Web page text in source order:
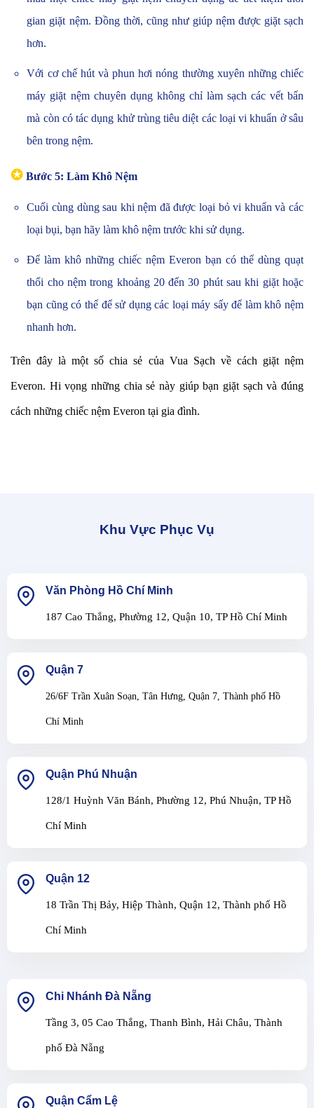
gian giặt nệm. Đồng thời, cũng như giúp nệm được giặt sạch
hơn.
Với cơ chế hút và phun hơi nóng thường xuyên những chiếc
máy giặt nệm chuyên dụng không chỉ làm sạch các vết bẩn
mà còn có tác dụng khử trùng tiêu diệt các loại vi khuẩn ở sâu
bên trong nệm.
✪ Bước 5: Làm Khô Nệm
Cuối cùng dùng sau khi nệm đã được loại bỏ vi khuẩn và các
loại bụi, bạn hãy làm khô nệm trước khi sử dụng.
Để làm khô những chiếc nệm Everon bạn có thể dùng quạt
thổi cho nệm trong khoảng 20 đến 30 phút sau khi giặt hoặc
bạn cũng có thể để sử dụng các loại máy sấy để làm khô nệm
nhanh hơn.
Trên đây là một số chia sẻ của Vua Sạch về cách giặt nệm
Everon. Hi vọng những chia sẻ này giúp bạn giặt sạch và đúng
cách những chiếc nệm Everon tại gia đình.
Khu Vực Phục Vụ
Văn Phòng Hồ Chí Minh
187 Cao Thắng, Phường 12, Quận 10, TP Hồ Chí Minh
Quận 7
26/6F Trần Xuân Soạn, Tân Hưng, Quận 7, Thành phố Hồ
Chí Minh
Quận Phú Nhuận
128/1 Huỳnh Văn Bánh, Phường 12, Phú Nhuận, TP Hồ
Chí Minh
Quận 12
18 Trần Thị Bảy, Hiệp Thành, Quận 12, Thành phố Hồ
Chí Minh
Chi Nhánh Đà Nẵng
Tầng 3, 05 Cao Thắng, Thanh Bình, Hải Châu, Thành
phố Đà Nẵng
Quận Cẩm Lệ